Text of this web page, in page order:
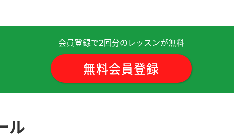
^)时间过得真快啊〜下次再见！！( 男性 )
是上课吧~ 哈哈。下次也期待再见~谢谢！
会員登録で2回分のレッスンが無料
無料会員登録
ル